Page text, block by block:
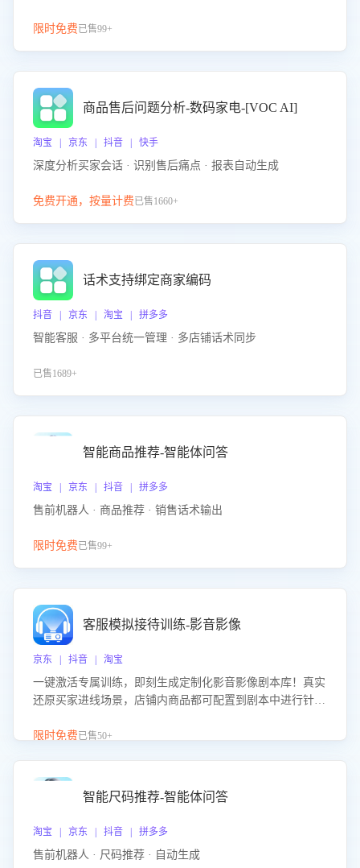
限时免费已售99+
商品售后问题分析-数码家电-[VOC AI]
淘宝 | 京东 | 抖音 | 快手
深度分析买家会话 · 识别售后痛点 · 报表自动生成
免费开通，按量计费已售1660+
话术支持绑定商家编码
抖音 | 京东 | 淘宝 | 拼多多
智能客服 · 多平台统一管理 · 多店铺话术同步
已售1689+
智能商品推荐-智能体问答
淘宝 | 京东 | 抖音 | 拼多多
售前机器人 · 商品推荐 · 销售话术输出
限时免费已售99+
客服模拟接待训练-影音影像
京东 | 抖音 | 淘宝
一键激活专属训练，即刻生成定制化影音影像剧本库！真实
还原买家进线场景，店铺内商品都可配置到剧本中进行针对
击 “立即开通”，快速获取影音影像类目剧本，一键开启客服
限时免费已售50+
智能尺码推荐-智能体问答
淘宝 | 京东 | 抖音 | 拼多多
售前机器人 · 尺码推荐 · 自动生成